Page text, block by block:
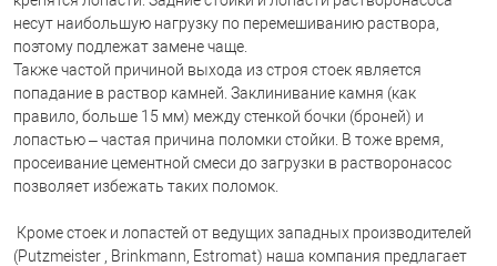
несут наибольшую нагрузку по перемешиванию раствора,
поэтому подлежат замене чаще.
Также частой причиной выхода из строя стоек является
попадание в раствор камней. Заклинивание камня (как
правило, больше 15 мм) между стенкой бочки (броней) и
лопастью – частая причина поломки стойки. В тоже время,
просеивание цементной смеси до загрузки в растворонасос
позволяет избежать таких поломок.
Кроме стоек и лопастей от ведущих западных производителей
(Putzmeister , Brinkmann, Estromat) наша компания предлагает